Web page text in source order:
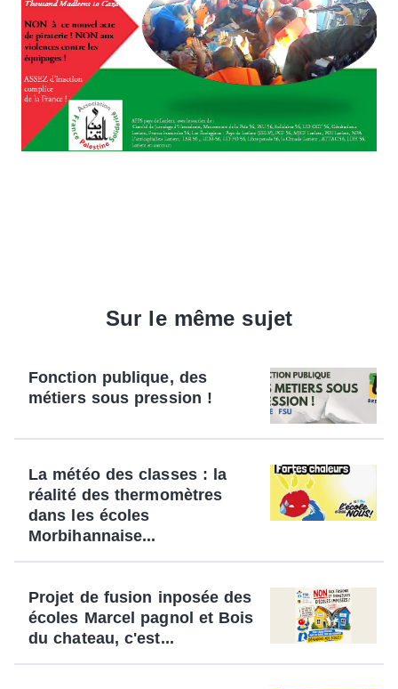
Sur le même sujet
Fonction publique, des
métiers sous pression !
La météo des classes : la
réalité des thermomètres
dans les écoles
Morbihannaise...
Projet de fusion inposée des
écoles Marcel pagnol et Bois
du chateau, c'est...